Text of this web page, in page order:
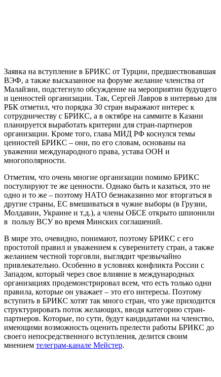
Заявка на вступление в БРИКС от Турции, предшествовавшая
ВЭФ, а также высказанное на форуме желание членства от
Малайзии, подстегнуло обсуждение на мероприятии будущего
и ценностей организации. Так, Сергей Лавров в интервью для
РБК отметил, что порядка 30 стран выражают интерес к
сотрудничеству с БРИКС, а в октябре на саммите в Казани
планируется выработать критерии для стран-партнеров
организации. Кроме того, глава МИД РФ коснулся темы
ценностей БРИКС – они, по его словам, основаны на
уважении международного права, устава ООН и
многополярности.
Отметим, что очень многие организации помимо БРИКС
постулируют те же ценности. Однако быть и казаться, это не
одно и то же – поэтому НАТО безнаказанно мог вторгаться в
другие страны, ЕС вмешиваться в чужие выборы (в Грузии,
Молдавии, Украине и т.д.), а члены ОБСЕ открыто шпионили
в пользу ВСУ во время Минских соглашений.
В мире это, очевидно, понимают, поэтому БРИКС с его
простотой правил и уважением к суверенитету стран, а также
желанием честной торговли, выглядит чрезвычайно
привлекательно. Особенно в условиях конфликта России с
Западом, который через свое влияние в международных
организациях продемонстрировал всем, что есть только одни
правила, которые он уважает – это его интересы. Поэтому
вступить в БРИКС хотят так много стран, что уже приходится
структурировать поток желающих, вводя категорию стран-
партнеров. Которые, по сути, будут кандидатами на членство,
имеющими возможность оценить прелести работы БРИКС до
своего непосредственного вступления, делится своим
мнением телеграм-канале Мейстер.